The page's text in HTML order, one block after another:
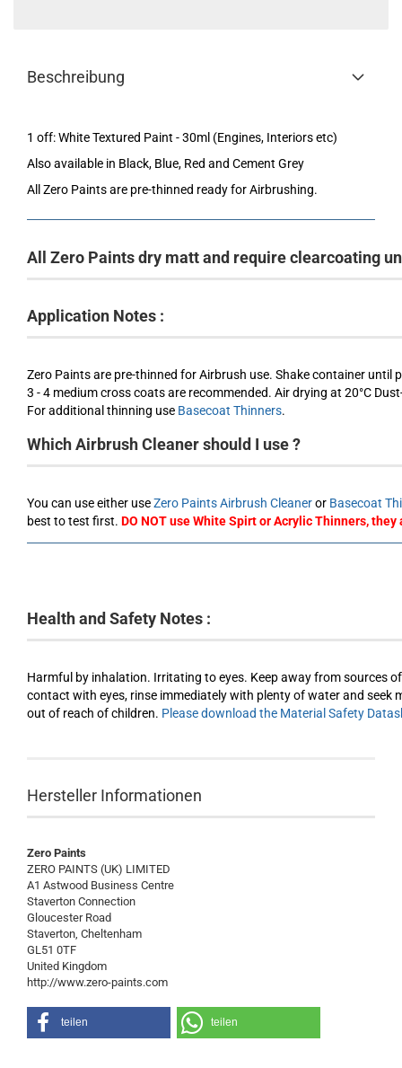
Beschreibung
1 off: White Textured Paint - 30ml (Engines, Interiors etc)
Also available in Black, Blue, Red and Cement Grey
All Zero Paints are pre-thinned ready for Airbrushing.
All Zero Paints dry matt and require clearcoating
Application Notes :
Zero Paints are pre-thinned for Airbrush use. Shake container until
3 - 4 medium cross coats are recommended. Air drying at 20°C
For additional thinning use Basecoat Thinners.
Which Airbrush Cleaner should I use ?
You can use either useZero Paints Airbrush Cleaneror Basecoat
best to test first. DO NOT use White Spirt or Acrylic Thinners,
Health and Safety Notes :
Harmful by inhalation. Irritating to eyes. Keep away from sources
contact with eyes, rinse immediately with plenty of water and seek
out of reach of children. Please download the Material Safety
Hersteller Informationen
Zero Paints
ZERO PAINTS (UK) LIMITED
A1 Astwood Business Centre
Staverton Connection
Gloucester Road
Staverton, Cheltenham
GL51 0TF
United Kingdom
http://www.zero-paints.com
teilen teilen